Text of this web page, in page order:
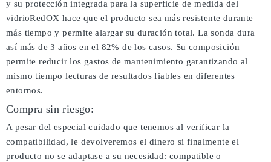
y su protección integrada para la superficie de medida del
vidrioRedOX hace que el producto sea más resistente durante
más tiempo y permite alargar su duración total. La sonda dura
así más de 3 años en el 82% de los casos. Su composición
permite reducir los gastos de mantenimiento garantizando al
mismo tiempo lecturas de resultados fiables en diferentes
entornos.
Compra sin riesgo:
A pesar del especial cuidado que tenemos al verificar la
compatibilidad, le devolveremos el dinero si finalmente el
producto no se adaptase a su necesidad: compatible o